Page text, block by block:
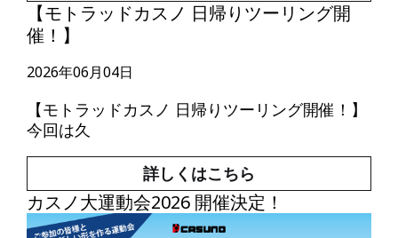
【モトラッドカスノ 日帰りツーリング開
催！】
【モトラッドカスノ 日帰りツーリング開催！】
今回は久
2026年06月04日
詳しくはこちら
カスノ大運動会2026 開催決定！